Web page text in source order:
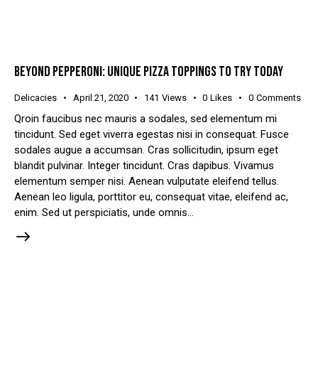
BEYOND PEPPERONI: UNIQUE PIZZA TOPPINGS TO TRY TODAY
Delicacies April 21, 2020 141 Views 0 Likes 0 Comments
Qroin faucibus nec mauris a sodales, sed elementum mi
tincidunt. Sed eget viverra egestas nisi in consequat. Fusce
sodales augue a accumsan. Cras sollicitudin, ipsum eget
blandit pulvinar. Integer tincidunt. Cras dapibus. Vivamus
elementum semper nisi. Aenean vulputate eleifend tellus.
Aenean leo ligula, porttitor eu, consequat vitae, eleifend ac,
enim. Sed ut perspiciatis, unde omnis…